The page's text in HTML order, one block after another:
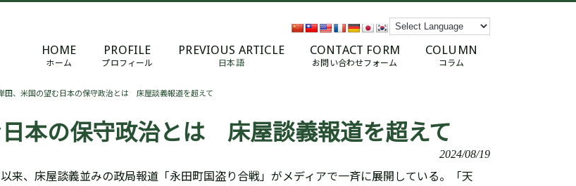
HOME
ホーム
PROFILE
プロフィール
PREVIOUS ARTICLE
日本語
CONTACT FORM
お問い合わせフォーム
COLUMN
コラム
田、米国の望む日本の保守政治とは 床屋談義報道を超えて
本の保守政治とは 床屋談義報道を超えて
2024/08/19
来、床屋談義並みの政局報道「永田町国盗り合戦」がメディアで一斉に展開している。「天